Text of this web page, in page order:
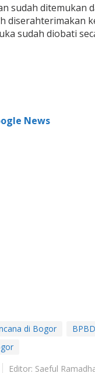
sudah ditemukan
diserahterimakan
sudah diobati
News
di Bogor
Editor: Saeful